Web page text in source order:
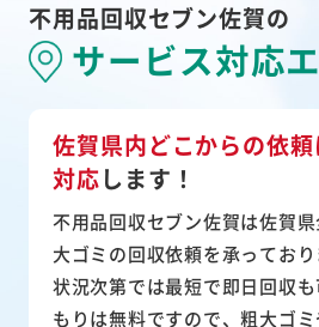
不用品回収セブン佐賀の
サービス対応
佐賀県内どこからの依頼
対応します！
不用品回収セブン佐賀は佐賀
大ゴミの回収依頼を承ってお
状況次第では最短で即日回収
もりは無料ですので、粗大ゴ